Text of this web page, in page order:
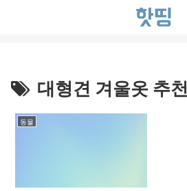
대형견 겨울옷 추천
동물